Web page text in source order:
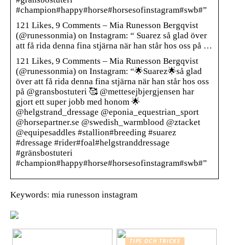
#champion#happy#horse#horsesofinstagram#swb#”
121 Likes, 9 Comments – Mia Runesson Bergqvist
(@runessonmia) on Instagram: “ Suarez så glad över
att få rida denna fina stjärna när han står hos oss på …
121 Likes, 9 Comments – Mia Runesson Bergqvist
(@runessonmia) on Instagram: “🌟Suarez🌟så glad
över att få rida denna fina stjärna när han står hos oss
på @gransbostuteri 🥰 @mettesejbjergjensen har
gjort ett super jobb med honom 🌟
@helgstrand_dressage @eponia_equestrian_sport
@horsepartner.se @swedish_warmblood @ztacket
@equipesaddles #stallion#breeding #suarez
#dressage #rider#foal#helgstranddressage
#gränsbostuteri
#champion#happy#horse#horsesofinstagram#swb#”
Keywords: mia runesson instagram
TIPS OCH TRICKS